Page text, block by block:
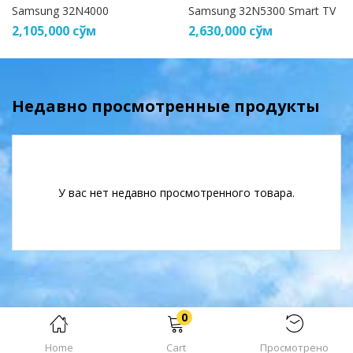
Home
0
Cart Просмотрено
Samsung 32N4000
2,105,000 сўм
Samsung 32N5300 Smart TV
2,630,000 сўм
Недавно просмотренные продукты
У вас нет недавно просмотренного товара.